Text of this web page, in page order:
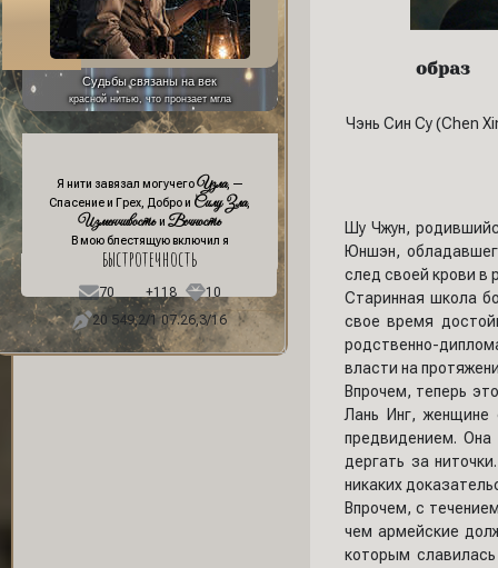
Фон профиля:
Судьбы связаны на век
красной нитью, что пронзает мгла
Я нити завязал могучегоУзла, —
Спасение и Грех, Добро и Силу Зла,
Изменчивостьи Вечность
В мою блестящую включил я
быстротечность
70 +118
10
20 549,2/1 07.26,3/16
образ
Чэнь Син Су (Chen
Шу Чжун,
Юншэн,
след своей крови в
Старинная школа
свое время
родственно-
власти на
Впрочем, теперь
Лань Инг, женщине
предвидением.
дергать за
никаких
Впрочем, с
чем армейские
которым